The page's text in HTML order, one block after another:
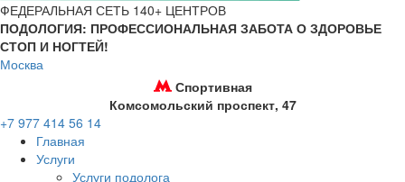
ФЕДЕРАЛЬНАЯ СЕТЬ 140+ ЦЕНТРОВ
ПОДОЛОГИЯ: ПРОФЕССИОНАЛЬНАЯ ЗАБОТА О ЗДОРОВЬЕ
СТОП И НОГТЕЙ!
Москва
Спортивная
Комсомольский проспект, 47
+7 977 414 56 14
Главная
Услуги
Услуги подолога